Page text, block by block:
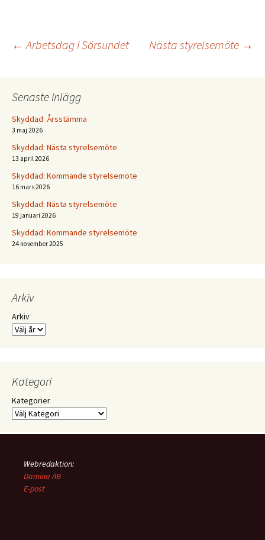
Inläggsnavigering
← Arbetsdag i Sörsundet Nästa styrelsemöte →
Senaste inlägg
Skyddad: Årsstämma
3 maj 2026
Skyddad: Nästa styrelsemöte
13 april 2026
Skyddad: Kommande styrelsemöte
16 mars 2026
Skyddad: Nästa styrelsemöte
19 januari 2026
Skyddad: Kommande styrelsemöte
24 november 2025
Arkiv
Arkiv
Kategori
Kategorier
Webredaktion:
Damina AB
E-post